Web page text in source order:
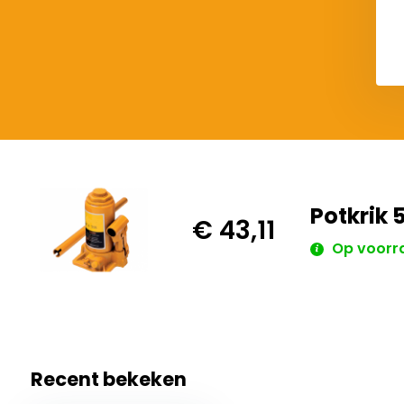
€ 43,11 Potkrik
Op
Recent bekeken